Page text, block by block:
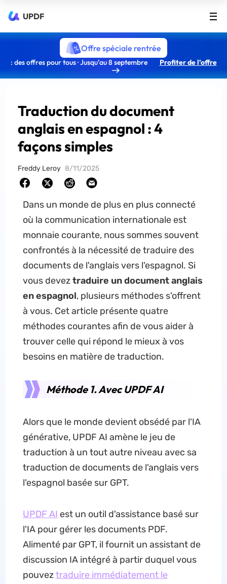
UPDF
Offre spéciale rentrée
: des offres pour tous · Jusqu’au 8 septembre Profiter de l’offre
Traduction du document
anglais en espagnol : 4
façons simples
Freddy Leroy 8/11/2025
Dans un monde de plus en plus connecté
où la communication internationale est
monnaie courante, nous sommes souvent
confrontés à la nécessité de traduire des
documents de l'anglais vers l'espagnol. Si
vous deveztraduire un document anglais
en espagnol, plusieurs méthodes s'offrent
à vous. Cet article présente quatre
méthodes courantes afin de vous aider à
trouver celle qui répond le mieux à vos
besoins en matière de traduction.
Méthode 1. Avec UPDF AI
Alors que le monde devient obsédé par l'IA
générative, UPDF AI amène le jeu de
traduction à un tout autre niveau avec sa
traduction de documents de l'anglais vers
l'espagnol basée sur GPT.
UPDF AI est un outil d'assistance basé sur
l'IA pour gérer les documents PDF.
Alimenté par GPT, il fournit un assistant de
discussion IA intégré à partir duquel vous
pouveztraduire immédiatement le